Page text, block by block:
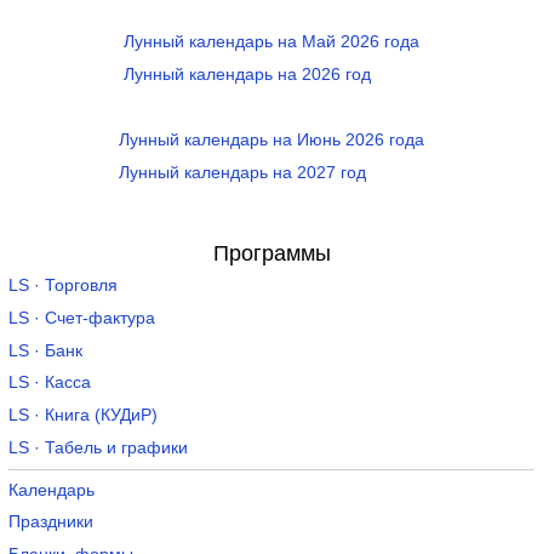
Лунный календарь на Май 2026 года
Лунный календарь на 2026 год
Лунный календарь на Июнь 2026 года
Лунный календарь на 2027 год
Программы
LS · Торговля
LS · Счет-фактура
LS · Банк
LS · Касса
LS · Книга (КУДиР)
LS · Табель и графики
Календарь
Праздники